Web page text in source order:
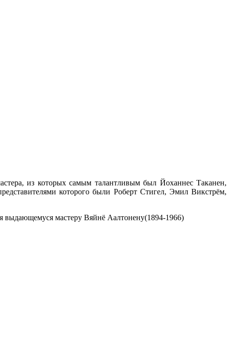
из которых самым талантливым был Йоханнес Таканен,
которого были Роберт Стигел, Эмил Викстрём,
выдающемуся мастеру Вяйнё Аалтонену(1894-1966)